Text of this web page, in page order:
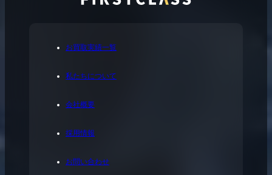
お買取実績一覧
私たちについて
会社概要
採用情報
お問い合わせ